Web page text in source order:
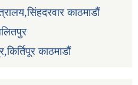
काठमाडौं
काठमाडौं